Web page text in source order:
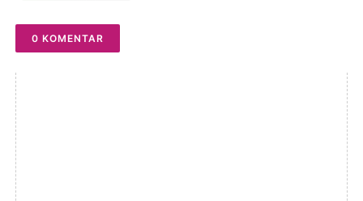
0 KOMENTAR